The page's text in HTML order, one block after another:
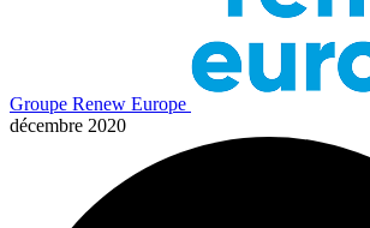
Groupe Renew Europe
décembre 2020